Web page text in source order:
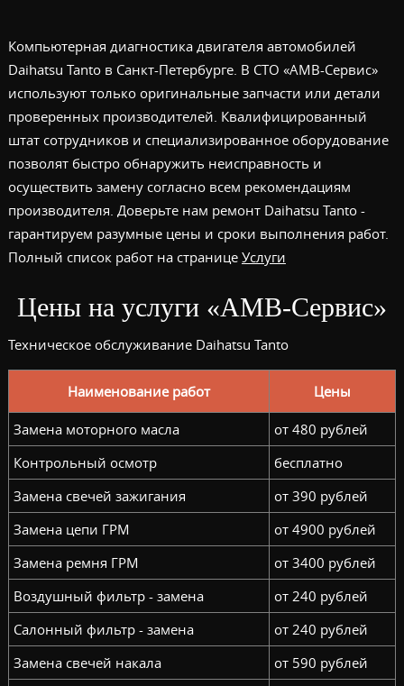
Компьютерная диагностика двигателя автомобилей
Daihatsu Tanto в Санкт-Петербурге. В СТО «АМВ-Сервис»
используют только оригинальные запчасти или детали
проверенных производителей. Квалифицированный
штат сотрудников и специализированное оборудование
позволят быстро обнаружить неисправность и
осуществить замену согласно всем рекомендациям
производителя. Доверьте нам ремонт Daihatsu Tanto -
гарантируем разумные цены и сроки выполнения работ.
Полный список работ на странице Услуги
Цены на услуги «АМВ-Сервис»
Техническое обслуживание Daihatsu Tanto
Наименование работ Цены
Замена моторного масла
от 480 рублей
Контрольный осмотр
бесплатно
Замена свечей зажигания
от 390 рублей
Замена цепи ГРМ
от 4900 рублей
Замена ремня ГРМ
от 3400 рублей
Воздушный фильтр - замена
от 240 рублей
Салонный фильтр - замена
от 240 рублей
Замена свечей накала
от 590 рублей